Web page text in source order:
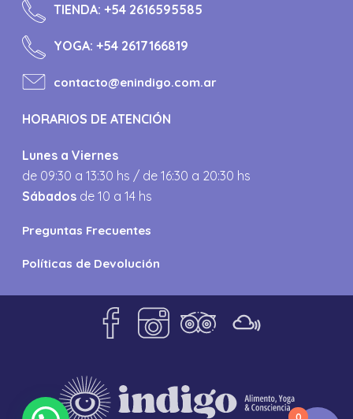
TIENDA:+54 2616595585
YOGA:+54 2617166819
contacto@enindigo.com.ar
HORARIOS DE ATENCIÓN
Lunes a Viernes
de 09:30 a 13:30 hs / de 16:30 a 20:30 hs
Sábados de 10 a 14 hs
Preguntas Frecuentes
Políticas de Devolución